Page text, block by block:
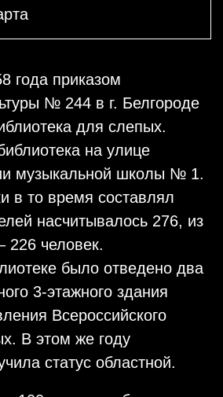
года приказом
№ 244 в г. Белгороде
для слепых.
на улице
музыкальной школы № 1.
в то время составлял
насчитывалось 276, из
226 человек.
было отведено два
3-этажного здания
Всероссийского
В этом же году
статус областной.